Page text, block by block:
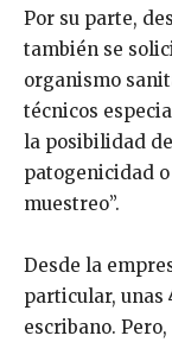
Por su parte,
también se
organismo
técnicos
la posibilidad
patogenicidad
muestreo”.
Desde la
particular, unas
escribano.